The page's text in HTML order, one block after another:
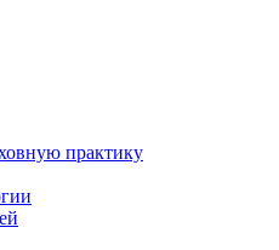
практику